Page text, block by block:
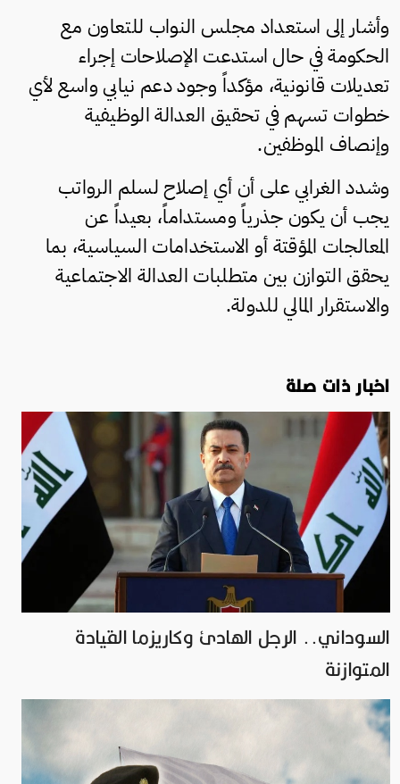
وأشار إلى استعداد مجلس النواب للتعاون مع
الحكومة في حال استدعت الإصلاحات إجراء
تعديلات قانونية، مؤكداً وجود دعم نيابي واسع لأي
خطوات تسهم في تحقيق العدالة الوظيفية
وإنصاف الموظفين.
وشدد الغرابي على أن أي إصلاح لسلم الرواتب
يجب أن يكون جذرياً ومستداماً، بعيداً عن
المعالجات المؤقتة أو الاستخدامات السياسية، بما
يحقق التوازن بين متطلبات العدالة الاجتماعية
والاستقرار المالي للدولة.
اخبار ذات صلة
السوداني.. الرجل الهادئ وكاريزما القيادة
المتوازنة